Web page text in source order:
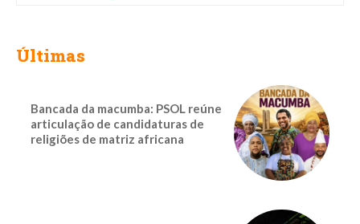
Últimas
Bancada da macumba: PSOL reúne
articulação de candidaturas de
religiões de matriz africana